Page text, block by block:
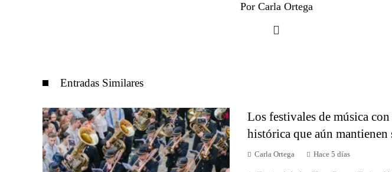
Por Carla Ortega
Entradas Similares
Los festivales de música
histórica que aún mantienen
Carla Ortega Hace 5 días